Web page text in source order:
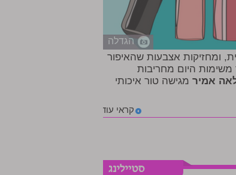
הגדלה
ומחזיקות אצבעות שהאיפור
היום מחריבות
אמיר מגישה טור איכותי
קראי עוד